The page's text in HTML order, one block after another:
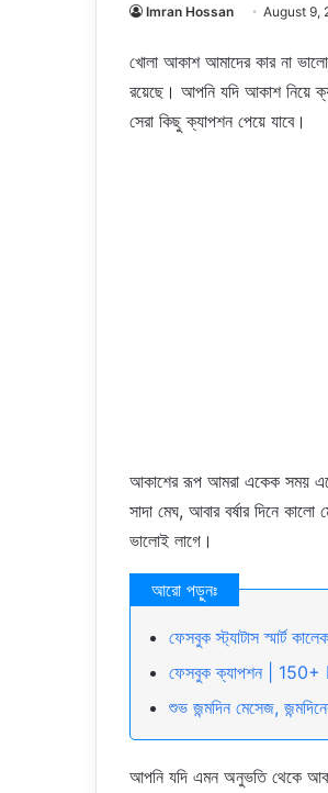
Imran Hossan August 9,
খোলা আকাশ আমাদের কার না
রয়েছে। আপনি যদি আকাশ নিয়ে
সেরা কিছু ক্যাপশন পেয়ে যাবে।
আকাশের রূপ আমরা একেক সময়
সাদা মেঘ, আবার বর্ষার দিনে
ভালোই লাগে।
ফেসবুক স্ট্যাটাস স্মার্ট
ফেসবুক ক্যাপশন |
শুভ জন্মদিন মেসেজ,
আপনি যদি এমন অনুভতি থেকে